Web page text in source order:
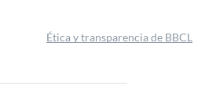
Ética y transparencia de BBCL